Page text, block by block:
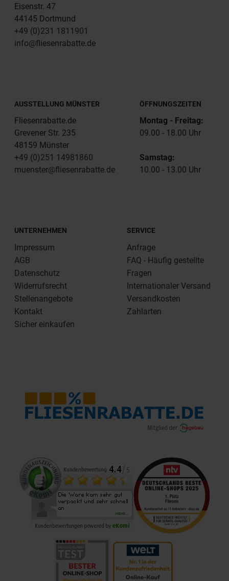
Eisenstr. 47
44145 Dortmund
+49 (0)231 1811901
info@fliesenrabatte.de
AUSSTELLUNG MÜNSTER
Fliesenrabatte.de
Grevener Str. 235
48159 Münster
+49 (0)251 14981860
muenster@fliesenrabatte.de
ÖFFNUNGSZEITEN
Montag - Freitag:
09.00 - 18.00 Uhr
Samstag:
10.00 - 13.00 Uhr
UNTERNEHMEN
Impressum
AGB
Datenschutz
Widerrufsrecht
Stellenangebote
Kontakt
Sicher einkaufen
SERVICE
Anfrage
FAQ - Häufig gestellte
Fragen
Internationaler Versand
Versandkosten
Zahlarten